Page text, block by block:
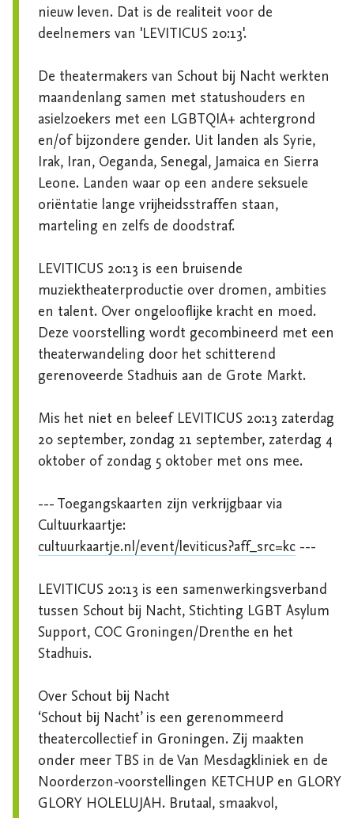
nieuw leven. Dat is de realiteit voor de
deelnemers van 'LEVITICUS 20:13'.
De theatermakers van Schout bij Nacht werkten
maandenlang samen met statushouders en
asielzoekers met een LGBTQIA+ achtergrond
en/of bijzondere gender. Uit landen als Syrie,
Irak, Iran, Oeganda, Senegal, Jamaica en Sierra
Leone. Landen waar op een andere seksuele
oriëntatie lange vrijheidsstraffen staan,
marteling en zelfs de doodstraf.
LEVITICUS 20:13 is een bruisende
muziektheaterproductie over dromen, ambities
en talent. Over ongelooflijke kracht en moed.
Deze voorstelling wordt gecombineerd met een
theaterwandeling door het schitterend
gerenoveerde Stadhuis aan de Grote Markt.
Mis het niet en beleef LEVITICUS 20:13 zaterdag
20 september, zondag 21 september, zaterdag 4
oktober of zondag 5 oktober met ons mee.
--- Toegangskaarten zijn verkrijgbaar via
cultuurkaartje.nl/event/leviticus?aff_src=kc ---
LEVITICUS 20:13 is een samenwerkingsverband
tussen Schout bij Nacht, Stichting LGBT Asylum
Support, COC Groningen/Drenthe en het
Stadhuis.
Over Schout bij Nacht
‘Schout bij Nacht’ is een gerenommeerd
theatercollectief in Groningen. Zij maakten
onder meer TBS in de Van Mesdagkliniek en de
Noorderzon-voorstellingen KETCHUP en GLORY
GLORY HOLELUJAH. Brutaal, smaakvol,